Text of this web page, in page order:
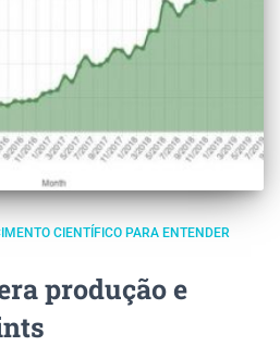
CIENTÍFICO PARA ENTENDER
produção e